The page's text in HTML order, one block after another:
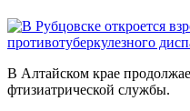
В Алтайском крае
фтизиатрической службы.